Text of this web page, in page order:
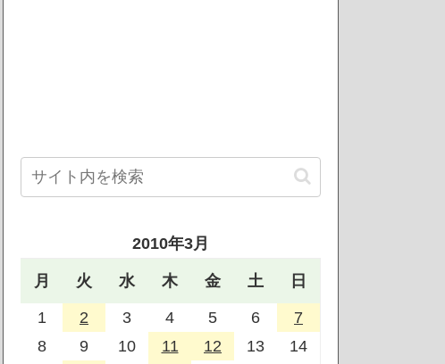
2010年3月
月 火 水 木 金 土 日
1 2 3 4 5 6
7
8
9 10 11 12 13
14